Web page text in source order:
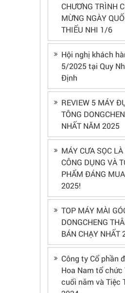
CHƯƠNG TRÌNH
MỪNG NGÀY
THIẾU NHI 1/6
Hội nghị khách
5/2025 tại Quy
Định
REVIEW 5 MÁY
TÔNG
NHẤT NĂM 2025
MÁY CƯA SỌC LÀ
CÔNG DỤNG VÀ
PHẨM ĐÁNG
2025!
TOP MÁY MÀI
DONGCHENG
BÁN CHẠY NHẤT
Công ty Cổ phần
Hoa Nam tổ chức
cuối năm và Tiệc